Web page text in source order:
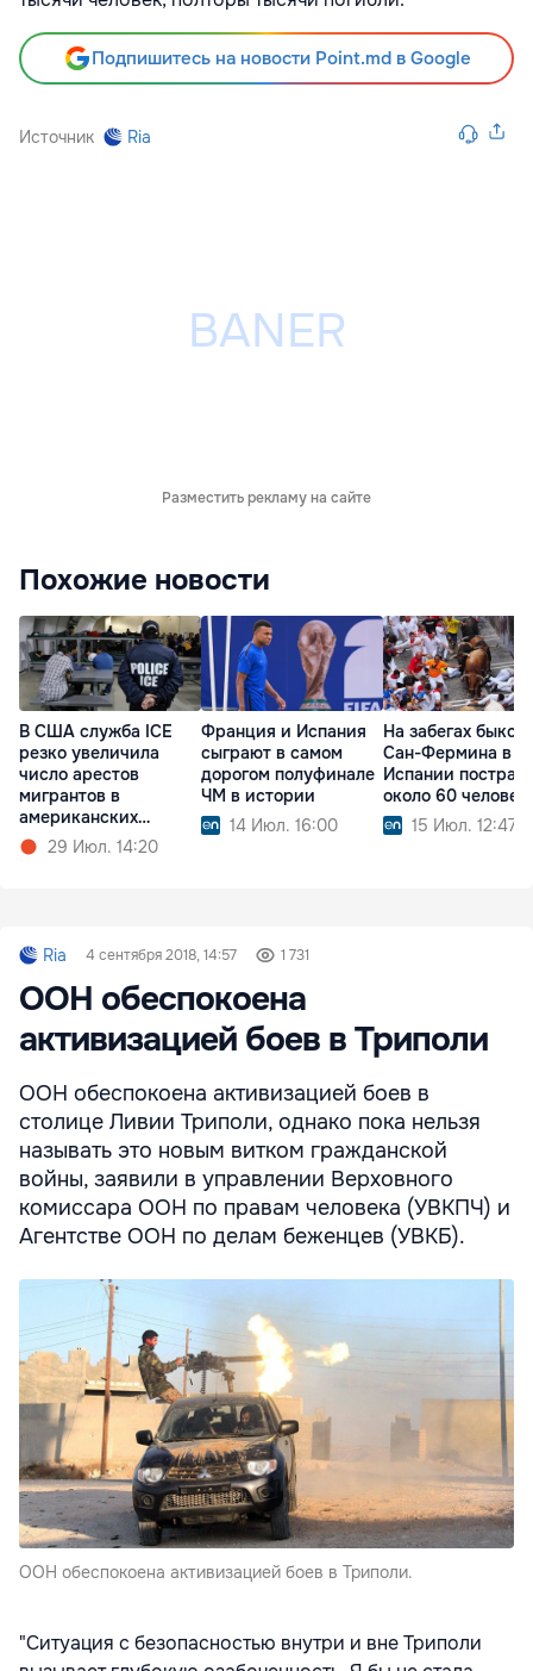
Подпишитесь на новости Point.md в Google
Источник Ria
Разместить рекламу на сайте
Похожие новости
В США служба ICE
резко увеличила
число арестов
мигрантов в
американских
аэропортах
29 Июл. 14:20
Франция и Испания
сыграют в самом
дорогом полуфинале
ЧМ в истории
14 Июл. 16:00
На забегах быков
Сан-Фермина в
Испании
около 60 человек
15 Июл. 12:47
Ria 4 сентября 2018, 14:57 1 731
ООН обеспокоена
активизацией боев в Триполи
ООН обеспокоена активизацией боев в
столице Ливии Триполи, однако пока нельзя
называть это новым витком гражданской
войны, заявили в управлении Верховного
комиссара ООН по правам человека (УВКПЧ) и
Агентстве ООН по делам беженцев (УВКБ).
ООН обеспокоена активизацией боев в Триполи.
"Ситуация с безопасностью внутри и вне Триполи